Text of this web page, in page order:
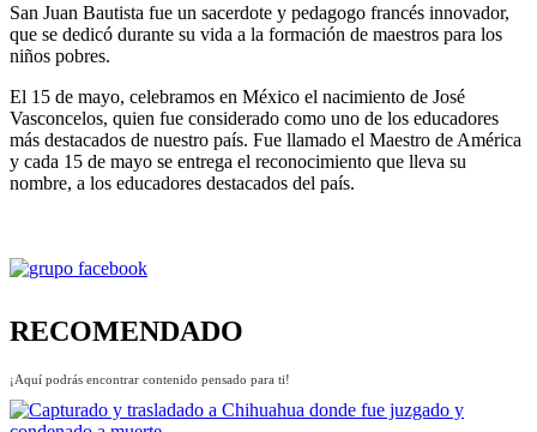
San Juan Bautista fue un sacerdote y pedagogo francés innovador,
que se dedicó durante su vida a la formación de maestros para los
niños pobres.
El 15 de mayo, celebramos en México el nacimiento de José
Vasconcelos, quien fue considerado como uno de los educadores
más destacados de nuestro país. Fue llamado el Maestro de América
y cada 15 de mayo se entrega el reconocimiento que lleva su
nombre, a los educadores destacados del país.
RECOMENDADO
¡Aquí podrás encontrar contenido pensado para ti!